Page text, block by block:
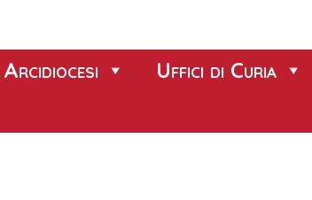
Arcidiocesi Uffici di Curia